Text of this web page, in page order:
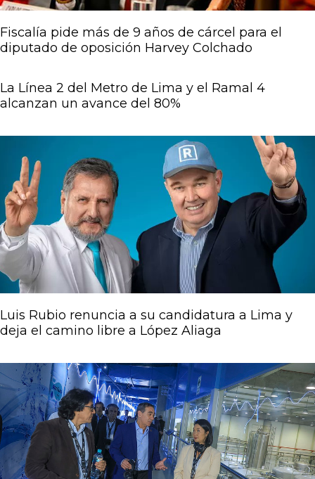
Fiscalía pide más de 9 años de cárcel para el
diputado de oposición Harvey Colchado
La Línea 2 del Metro de Lima y el Ramal 4
alcanzan un avance del 80%
Luis Rubio renuncia a su candidatura a Lima y
deja el camino libre a López Aliaga